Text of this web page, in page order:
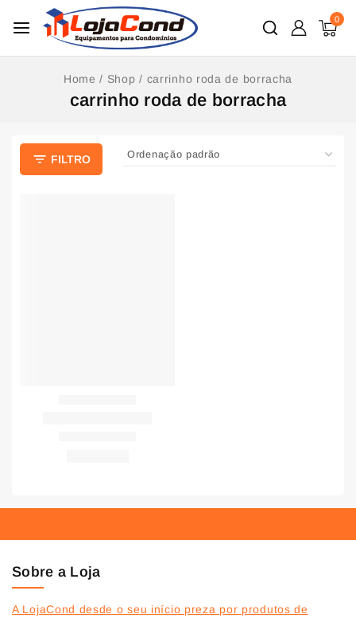
0
Home / Shop / carrinho roda de borracha
carrinho roda de borracha
FILTRO
Sobre a Loja
A LojaCond desde o seu início preza por produtos de